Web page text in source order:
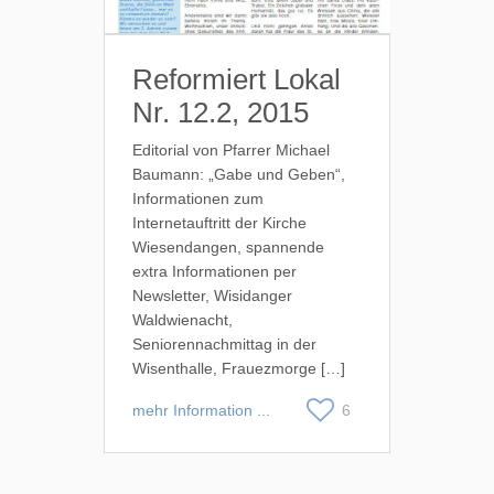
Reformiert Lokal
Nr. 12.2, 2015
Editorial von Pfarrer Michael
Baumann: „Gabe und Geben“,
Informationen zum
Internetauftritt der Kirche
Wiesendangen, spannende
extra Informationen per
Newsletter, Wisidanger
Waldwienacht,
Seniorennachmittag in der
Wisenthalle, Frauezmorge […]
mehr Information ... 6